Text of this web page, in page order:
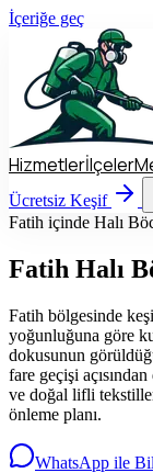
İçeriğe geç
Hizmetlerİlçeler
Ücretsiz Keşif
Hizmetler İlçeler
Ücretsiz Keşif
Fatih içinde Halı
Fatih Halı
Fatih bölgesinde
yoğunluğuna göre
dokusunun
fare geçişi
ve doğal lifli
önleme planı.
WhatsApp ile